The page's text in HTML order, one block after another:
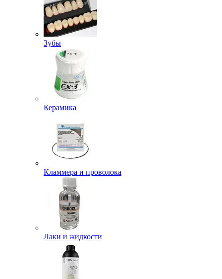
Зубы
Керамика
Кламмера и проволока
Лаки и жидкости